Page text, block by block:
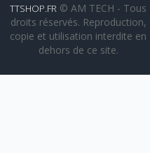
TTSHOP.FR © AM TECH - Tous
droits réservés. Reproduction,
copie et utilisation interdite en
dehors de ce site.